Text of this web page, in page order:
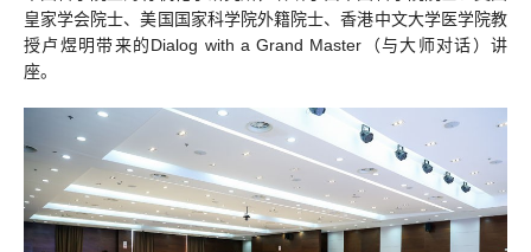
皇家学会院士、美国国家科学院外籍院士、香港中文大学医学院教
授卢煜明带来的Dialog with a Grand Master（与大师对话）讲
座。